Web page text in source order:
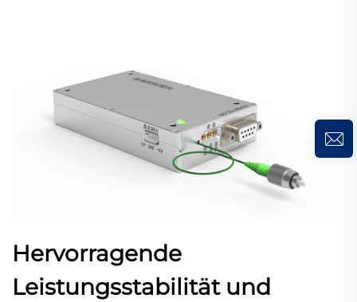
Hervorragende
Leistungsstabilität und